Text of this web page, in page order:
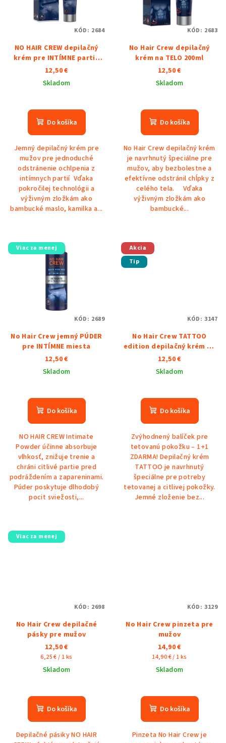
NO HAIR CREW depilačný
krém pre INTÍMNE partie
100ml
12,50 €
Skladom
hodnotenie
produktu
z
5
hviezdičiek.
Do košíka
Jemný depilačný krém pre
mužov pre jednoduché
odstránenie ochlpenia z
intímnych partií Vďaka
pokročilej technológii a
výživným zložkám ako
bambucké maslo, kamilka a...
KÓD: 2684
No Hair Crew depilačný
krém na TELO 200ml
12,50 €
Skladom
hodnotenie
produktu
z
5
hviezdičiek.
Do košíka
No Hair Crew depilačný krém
je navrhnutý špeciálne pre
mužov, aby bezbolestne a
efektívne odstránil chĺpky z
celého tela. Vďaka
výživným zložkám ako
bambucké...
KÓD: 2683
Viac za menej
No Hair Crew jemný PÚDER
pre INTÍMNE miesta
12,50 €
Skladom
Do košíka
NO HAIR CREW Intimate
Powder účinne absorbuje
vlhkosť, znižuje trenie a
chráni citlivé partie pred
podráždením a zapareninami.
Púder poskytuje dlhodobý
pocit sviežosti,...
KÓD: 2689
Akcia
Tip
No Hair Crew TATTOO
edition depilačný krém na
tetovanú pokožku + 1
ZDARMA
12,50 €
Skladom
hodnotenie
produktu
z
5
hviezdičiek.
Do košíka
Zvýhodnený balíček pre
tetovanú pokožku – 1+1
ZDARMA! Depilačný krém
TATTOO je navrhnutý
špeciálne pre potreby
tetovanej a citlivej pokožky.
Jemné zloženie bez...
KÓD: 3147
Viac za menej
No Hair Crew depilačné
pásky pre mužov
12,50 €
Jednotková
cena:
6,25 € / 1 ks
Skladom
Do košíka
Depilačné pásiky NO HAIR
KÓD: 2698
No Hair Crew pinzeta pre
mužov
14,90 €
Jednotková
cena:
14,90 € / 1 ks
Skladom
Do košíka
Pinzeta No Hair Crew je
KÓD: 3129